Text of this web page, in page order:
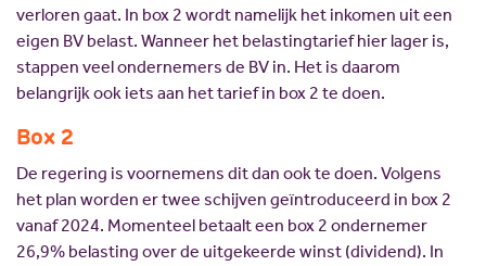
verloren gaat. In box 2 wordt namelijk het inkomen uit een
eigen BV belast. Wanneer het belastingtarief hier lager is,
stappen veel ondernemers de BV in. Het is daarom
belangrijk ook iets aan het tarief in box 2 te doen.
Box 2
De regering is voornemens dit dan ook te doen. Volgens
het plan worden er twee schijven geïntroduceerd in box 2
vanaf 2024. Momenteel betaalt een box 2 ondernemer
26,9% belasting over de uitgekeerde winst (dividend). In